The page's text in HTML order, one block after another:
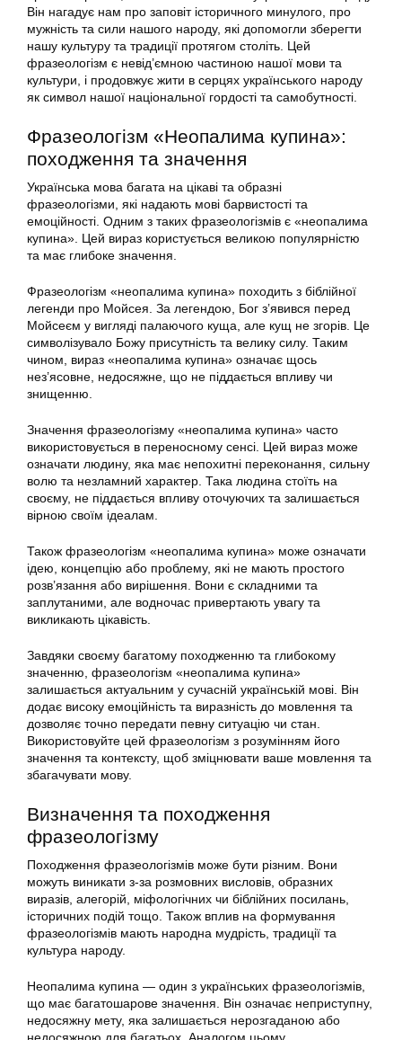
Він нагадує нам про заповіт історичного минулого, про
мужність та сили нашого народу, які допомогли зберегти
нашу культуру та традиції протягом століть. Цей
фразеологізм є невід’ємною частиною нашої мови та
культури, і продовжує жити в серцях українського народу
як символ нашої національної гордості та самобутності.
Фразеологізм «Неопалима купина»:
походження та значення
Українська мова багата на цікаві та образні
фразеологізми, які надають мові барвистості та
емоційності. Одним з таких фразеологізмів є «неопалима
купина». Цей вираз користується великою популярністю
та має глибоке значення.
Фразеологізм «неопалима купина» походить з біблійної
легенди про Мойсея. За легендою, Бог з’явився перед
Мойсеєм у вигляді палаючого куща, але кущ не згорів. Це
символізувало Божу присутність та велику силу. Таким
чином, вираз «неопалима купина» означає щось
нез’ясовне, недосяжне, що не піддається впливу чи
знищенню.
Значення фразеологізму «неопалима купина» часто
використовується в переносному сенсі. Цей вираз може
означати людину, яка має непохитні переконання, сильну
волю та незламний характер. Така людина стоїть на
своєму, не піддається впливу оточуючих та залишається
вірною своїм ідеалам.
Також фразеологізм «неопалима купина» може означати
ідею, концепцію або проблему, які не мають простого
розв’язання або вирішення. Вони є складними та
заплутаними, але водночас привертають увагу та
викликають цікавість.
Завдяки своєму багатому походженню та глибокому
значенню, фразеологізм «неопалима купина»
залишається актуальним у сучасній українській мові. Він
додає високу емоційність та виразність до мовлення та
дозволяє точно передати певну ситуацію чи стан.
Використовуйте цей фразеологізм з розумінням його
значення та контексту, щоб зміцнювати ваше мовлення та
збагачувати мову.
Визначення та походження
фразеологізму
Походження фразеологізмів може бути різним. Вони
можуть виникати з-за розмовних висловів, образних
виразів, алегорій, міфологічних чи біблійних посилань,
історичних подій тощо. Також вплив на формування
фразеологізмів мають народна мудрість, традиції та
культура народу.
Неопалима купина — один з українських фразеологізмів,
що має багатошарове значення. Він означає неприступну,
недосяжну мету, яка залишається нерозгаданою або